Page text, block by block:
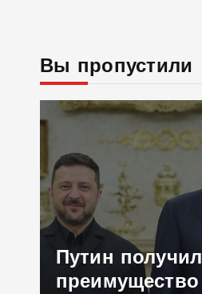
Вы пропустили
Путин получил
преимущество